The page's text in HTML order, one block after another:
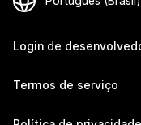
Login de
Termos de serviço